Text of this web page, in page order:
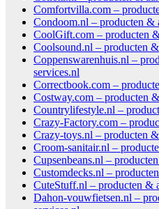
Comfortvilla.com –
Condoom.nl – producten &
CoolGift.com – producten
Coolsound.nl – producten
Coppenswarenhuis.nl –
services.nl
Correctbook.com –
Costway.com – producten
Countrylifestyle.nl –
Crazy-Factory.com –
Crazy-toys.nl – producten
Croom-sanitair.nl –
Cupsenbeans.nl –
Customdecks.nl –
CuteStuff.nl – producten &
Dahon-vouwfietsen.nl –